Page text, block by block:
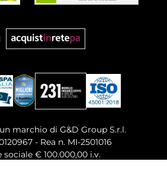
marchio di G&D Group S.r.l.
- Rea n. MI-2501016
sociale € 100.000,00 i.v.